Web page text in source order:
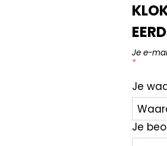
Je e-
*
Je
Je